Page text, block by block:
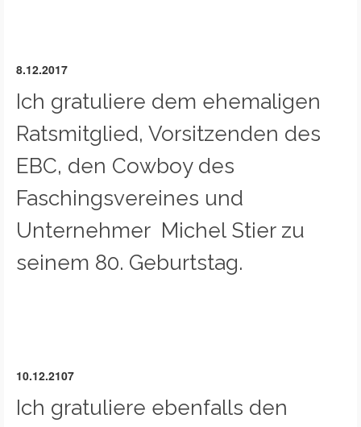
8.12.2017
Ich gratuliere dem ehemaligen
Ratsmitglied, Vorsitzenden des
EBC, den Cowboy des
Faschingsvereines und
Unternehmer Michel Stier zu
seinem 80. Geburtstag.
10.12.2107
Ich gratuliere ebenfalls den